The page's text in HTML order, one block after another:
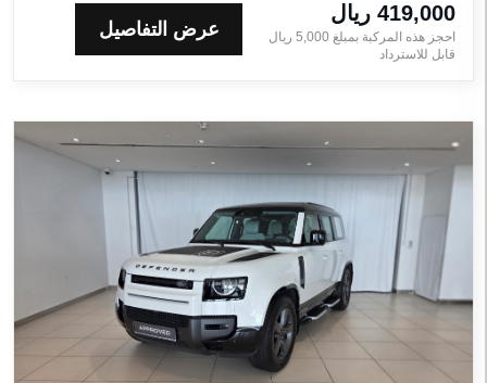
419,000 ريال‎
احجز هذه المركبة بمبلغ 5,000 ريال‎
قابل للاسترداد
عرض التفاصيل